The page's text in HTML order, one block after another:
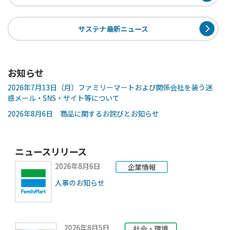
サステナ最新ニュース
お知らせ
2026年7月13日（月）ファミリーマートおよび関係会社を装う迷
惑メール・SNS・サイト等について
2026年8月6日 商品に関するお詫びとお知らせ
ニュースリリース
2026年8月6日
企業情報
人事のお知らせ
2026年8月5日